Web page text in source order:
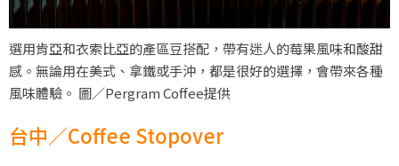
選用肯亞和衣索比亞的產區豆搭配，帶有迷人的莓果風味和酸甜
感。無論用在美式、拿鐵或手沖，都是很好的選擇，會帶來各種
風味體驗。 圖／Pergram Coffee提供
台中／Coffee Stopover